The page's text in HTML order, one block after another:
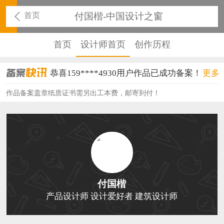
首页 付国楷-中国设计之窗
首页 设计师首页 创作历程
恭喜159****4930用户作品已成功备案！
恭喜150****6483用户作品已成功备案！
恭喜131****2473用户作品已成功备案！
恭喜159****4201用户作品已成功备案！
恭喜133****6466用户作品已成功备案！
恭喜131****1475用户作品已成功备案！
恭喜133****8874用户作品已成功备案！
恭喜138****8638用户作品已成功备案！
更多
作品备案盖章纸质证书需另出工本费，邮寄到付！
付国楷
产品设计师 设计爱好者 建筑设计师